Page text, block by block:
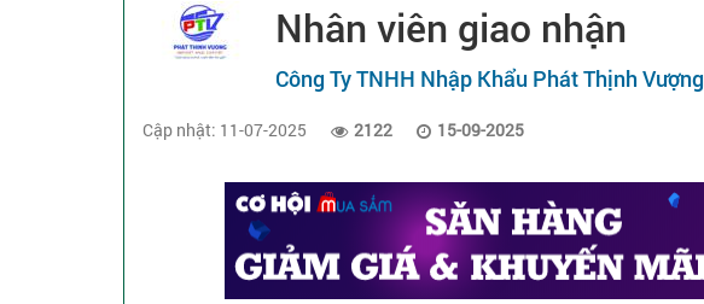
Nhân viên giao nhận
Công Ty TNHH Nhập Khẩu Phát Thịnh Vượng
Cập nhật: 11-07-2025 2122 15-09-2025